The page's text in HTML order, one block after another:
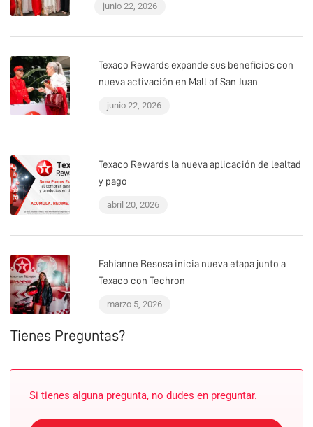
junio 22, 2026
Texaco Rewards expande sus beneficios con
nueva activación en Mall of San Juan
junio 22, 2026
Texaco Rewards la nueva aplicación de lealtad
y pago
abril 20, 2026
Fabianne Besosa inicia nueva etapa junto a
Texaco con Techron
marzo 5, 2026
Tienes Preguntas?
Si tienes alguna pregunta, no dudes en preguntar.